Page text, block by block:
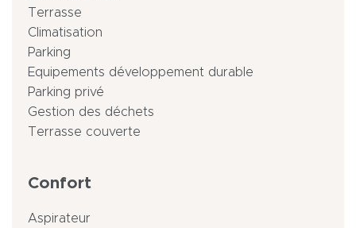
Terrasse
Climatisation
Parking
Equipements développement durable
Parking privé
Gestion des déchets
Terrasse couverte
Confort
Aspirateur